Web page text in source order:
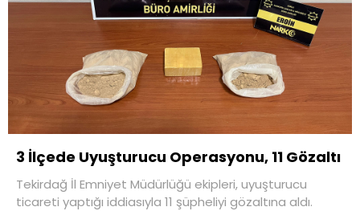
3 İlçede Uyuşturucu Operasyonu, 11 Gözaltı
Tekirdağ İl Emniyet Müdürlüğü ekipleri, uyuşturucu
ticareti yaptığı iddiasıyla 11 şüpheliyi gözaltına aldı.